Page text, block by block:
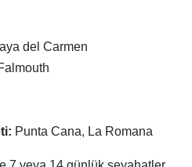
del Carmen
Punta Cana, La Romana